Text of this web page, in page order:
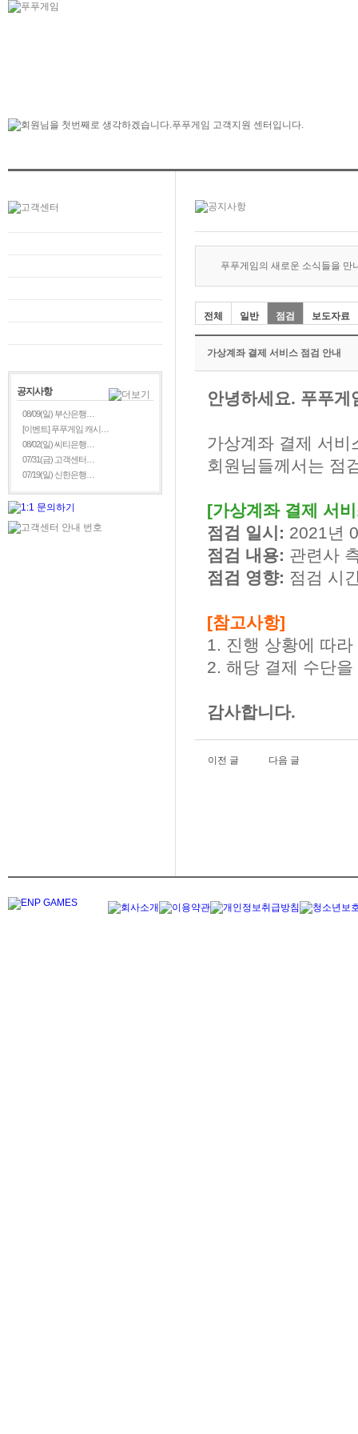
공지사항
08/09(일) 부산은행…
[이벤트] 푸푸게임 캐시…
08/02(일) 씨티은행…
07/31(금) 고객센터…
07/19(일) 신한은행…
푸푸게임의 새로운 소식들을 만
전체 일반 점검 보도자료
가상계좌 결제 서비스 점검 안내
안녕하세요. 푸푸게
가상계좌 결제 서
회원님들께서는 점
[가상계좌 결제 서
점검 일시: 2021년
점검 내용: 관련사
점검 영향: 점검 시
[참고사항]
1. 진행 상황에 따
2. 해당 결제 수단
감사합니다.
이전 글 다음 글